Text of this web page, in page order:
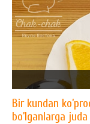
Bir kundan
bo’lganlarga